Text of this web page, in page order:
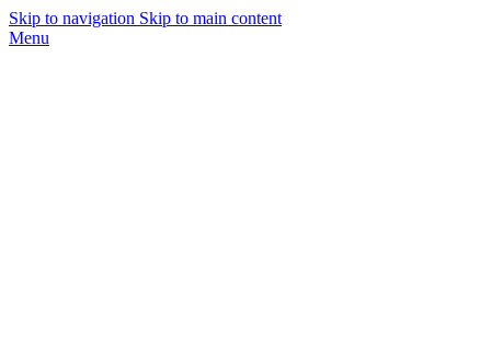
Skip to navigation Skip to main content
Menu